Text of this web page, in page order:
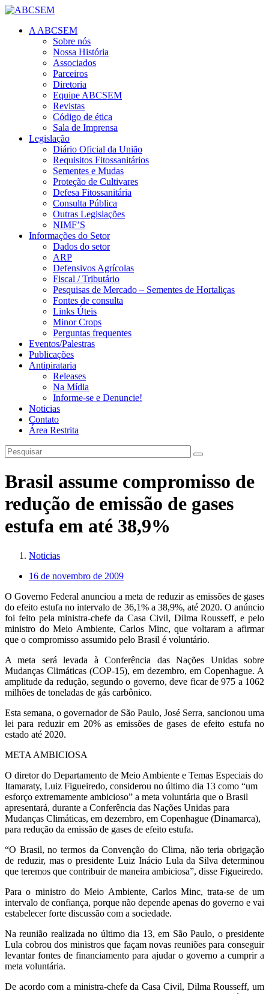
A ABCSEM
Sobre nós
Nossa História
Associados
Parceiros
Diretoria
Equipe ABCSEM
Revistas
Código de ética
Sala de Imprensa
Legislação
Diário Oficial da União
Requisitos Fitossanitários
Sementes e Mudas
Proteção de Cultivares
Defesa Fitossanitária
Consulta Pública
Outras Legislações
NIMF’S
Informações do Setor
Dados do setor
ARP
Defensivos Agrícolas
Fiscal / Tributário
Pesquisas de Mercado – Sementes de Hortaliças
Fontes de consulta
Links Úteis
Minor Crops
Perguntas frequentes
Eventos/Palestras
Publicações
Antipirataria
Releases
Na Mídia
Informe-se e Denuncie!
Noticias
Contato
Área Restrita
Brasil assume compromisso de
redução de emissão de gases
estufa em até 38,9%
Noticias
16 de novembro de 2009
O Governo Federal anunciou a meta de reduzir as emissões de gases
do efeito estufa no intervalo de 36,1% a 38,9%, até 2020. O anúncio
foi feito pela ministra-chefe da Casa Civil, Dilma Rousseff, e pelo
ministro do Meio Ambiente, Carlos Minc, que voltaram a afirmar
que o compromisso assumido pelo Brasil é voluntário.
A meta será levada à Conferência das Nações Unidas sobre
Mudanças Climáticas (COP-15), em dezembro, em Copenhague. A
amplitude da redução, segundo o governo, deve ficar de 975 a 1062
milhões de toneladas de gás carbônico.
Esta semana, o governador de São Paulo, José Serra, sancionou uma
lei para reduzir em 20% as emissões de gases de efeito estufa no
estado até 2020.
META AMBICIOSA
O diretor do Departamento de Meio Ambiente e Temas Especiais do
Itamaraty, Luiz Figueiredo, considerou no último dia 13 como “um
esforço extremamente ambicioso” a meta voluntária que o Brasil
apresentará, durante a Conferência das Nações Unidas para
Mudanças Climáticas, em dezembro, em Copenhague (Dinamarca),
para redução da emissão de gases de efeito estufa.
“O Brasil, no termos da Convenção do Clima, não teria obrigação
de reduzir, mas o presidente Luiz Inácio Lula da Silva determinou
que teremos que contribuir de maneira ambiciosa”, disse Figueiredo.
Para o ministro do Meio Ambiente, Carlos Minc, trata-se de um
intervalo de confiança, porque não depende apenas do governo e vai
estabelecer forte discussão com a sociedade.
Na reunião realizada no último dia 13, em São Paulo, o presidente
Lula cobrou dos ministros que façam novas reuniões para conseguir
levantar fontes de financiamento para ajudar o governo a cumprir a
meta voluntária.
De acordo com a ministra-chefe da Casa Civil, Dilma Rousseff, um